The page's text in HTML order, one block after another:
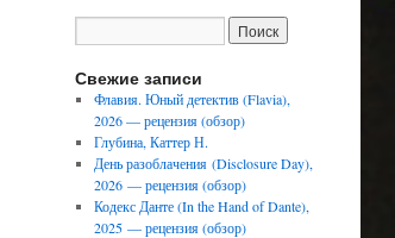
Свежие записи
Флавия. Юный детектив (Flavia),
2026 — рецензия (обзор)
Глубина, Каттер Н.
День разоблачения (Disclosure Day),
2026 — рецензия (обзор)
Кодекс Данте (In the Hand of Dante),
2025 — рецензия (обзор)